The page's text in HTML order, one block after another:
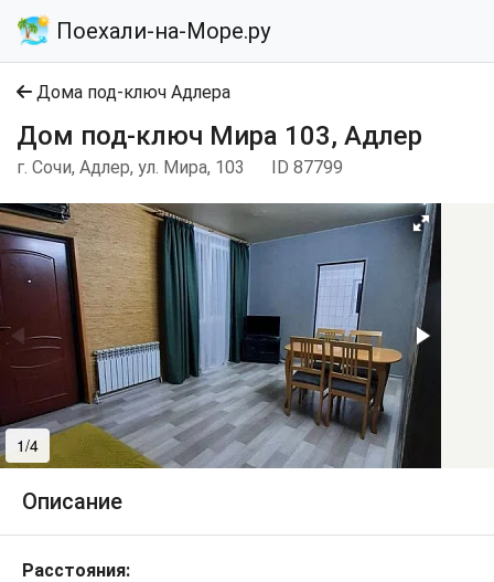
Поехали-на-Море.ру
Дома под-ключ Адлера
Дом под-ключ Мира 103, Адлер
г. Сочи, Адлер, ул. Мира, 103 ID 87799
1/4
Описание
Расстояния: